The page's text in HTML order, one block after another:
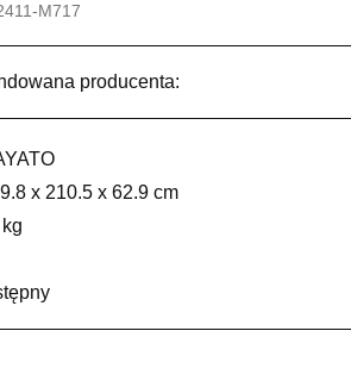
M717
producenta:
x 210.5 x 62.9 cm